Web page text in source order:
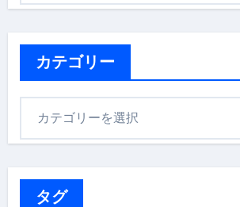
カテゴリー
タグ